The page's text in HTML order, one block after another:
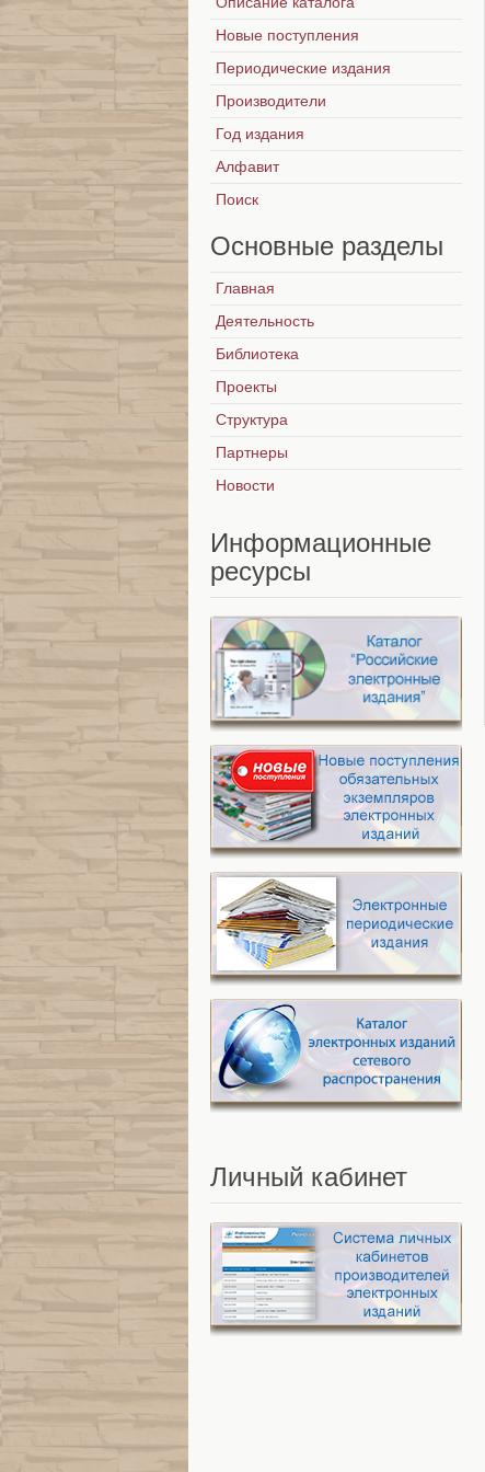
Новые поступления
Периодические издания
Производители
Год издания
Алфавит
Поиск
Основные разделы
Главная
Деятельность
Библиотека
Проекты
Структура
Партнеры
Новости
Информационные
ресурсы
Личный кабинет